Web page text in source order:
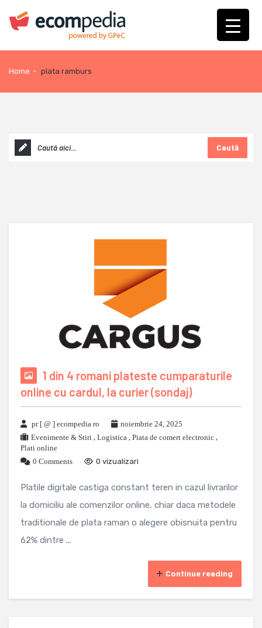
Home - plata ramburs
Caută
1 din 4 romani plateste cumparaturile
online cu cardul, la curier (sondaj)
pr [ @ ] ecompedia ro
noiembrie 24, 2025
Evenimente & Stiri , Logistica , Piata de comert electronic ,
Plati online
0 Comments
0 vizualizari
Platile digitale castiga constant teren in cazul livrarilor
la domiciliu ale comenzilor online, chiar daca metodele
traditionale de plata raman o alegere obisnuita pentru
62% dintre ...
Continue reading